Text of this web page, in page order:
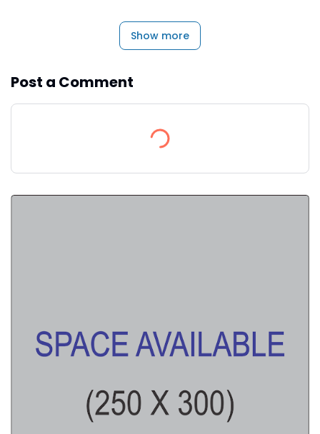
Show more
Post a Comment